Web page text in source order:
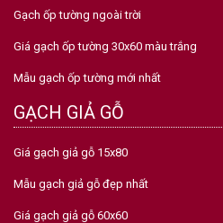
Gạch ốp tường ngoài trời
Giá gạch ốp tường 30x60 màu trắng
Mẫu gạch ốp tường mới nhất
GẠCH GIẢ GỖ
Giá gạch giả gỗ 15x80
Mẫu gạch giả gỗ đẹp nhất
Giá gạch giả gỗ 60x60